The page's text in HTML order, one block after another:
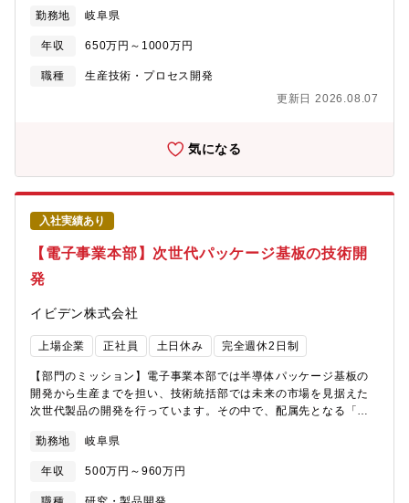
ュニケーションが良好で風通しの良い職場環境。
し、事業の持続的成長に貢献することをミッションとしていま
す。材料/外注品調達チームでは、国内サプライヤーとの密な連携
でを一体で担う調達機能を担っています。【働き方】残業：約30
時間/月出張：2回/月 ※国内サプライヤー先への出張のため休日
13:45)転勤・ローテーション：将来的には可能性あり（海外グル
ープ会社含む）【キャリアパス】入社後は、加工品の調達実務を
通じて、製品・工程・原価構造への理解を深めていただきます。
その後は、外注品領域における調達のキーパーソンとして、特定
開発プログラムの調達案件をリードする役割を期待しています。
将来的には、ご希望・適性に応じて、調達戦略立案への関与や、
他調達チームへのローテーション、マネジメントへのステップア
ップなどのキャリアパスがあります。【会社の魅力】～長期就業
が可能な環境～ナブテスコでは毎年離職者にその理由をアンケー
種施策につなげています。自己都合退職率は過去２％前後で推移
しており、平均勤続年数は17年と長期就業されています。これら
の背景には、ノー残業デーや有給休暇取得率アップの推進など、
ワークライフバランス実現に向けたさまざまな制度を導入してい
ることが挙げられます。全社的に残業時間は月平均24時間で、有
給休暇取得率は83.3％、育児休暇の取得＆復職率は100％など、
ニッチながら圧倒的シェアを誇り、医療・食・住に限定される領
域から脱却するため、2021年4月に自動機事業を新たな柱として
事業部化しました。将来的に会社売上の25％を担う部門へ育成す
るための増員採用です。■業務内容自動機部門にて、組立装置に組
新規開発が中心です。・仕様書・設計書に基づく性能確認・調
との連携・客先での試運転立上げ※自動機の例：組み立て、ネジ
締め、ラベル貼付、部品供給、画像検査、箱詰めなど
https://www.time-eng.co.jp/product/automation/■配属先機械担
当4名、電気担当2名、協力会社5名。組織構築フェーズのため、提
案や挑戦がしやすい環境です。モノづくりが好きな方や事業拡大
に関わりたい方を歓迎します。■働く環境飲み会費用の会社負担
（上限5,000円）、社内イベント、返済不要の奨学金制度、水曜ノ
ー残業デーなど、長く健康に働ける環境づくりに注力していま
す。■シニア採用について（60歳以上）60歳以上の方は契約社員
ッフ（役職なし）を選択可能です。・シニアスタッフ：役職・年
収を維持したまま65歳まで在籍可能、評価制度は一般社員と同
一。・キャリアスタッフ：役職なしで専門性を活かす働き方が可
ど、高い技術力を持つメーカーです。コンビニのコーヒーマシン
にも多数採用されるなど、ニッチ市場で圧倒的なシェアを確立。
主な取引先はコロナ、ノーリツ、TOTO、LIXIL、パナソニック、
東芝、アイシンなど日本を代表する企業群です。
勤務地 岐阜県
年収 650万円～1000万円
職種
生産技術・プロセス開発
更新日 2026.08.07
気になる
入社実績あり
【電子事業本部】次世代パッケージ基板の技術開
発
イビデン株式会社
上場企業 正社員 土日休み 完全週休2日制
【部門のミッション】電子事業本部では半導体パッケージ基板の
開発から生産までを担い、技術統括部では未来の市場を見据えた
次世代製品の開発を行っています。その中で、配属先となる「要
い、ゼロベースでの次世代パッケージ基板の技術開発です。現
在、今後の開発テーマ拡大に向け、新技術のプロセス開発を強化
しています。新規構造・新規プロセスの検討から実証にいたるま
で、裁量を持って主体的にプロジェクトを推進いただける技術者
勤務地 岐阜県
年収 500万円～960万円